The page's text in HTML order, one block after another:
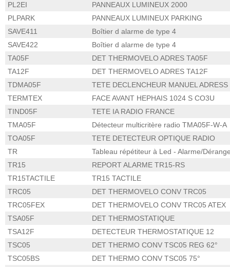
PL2EI
PANNEAUX LUMINEUX 2000
PLPARK
PANNEAUX LUMINEUX PARKING
SAVE411
Boîtier d alarme de type 4
SAVE422
Boîtier d alarme de type 4
TA05F
DET THERMOVELO ADRES TA05F
TA12F
DET THERMOVELO ADRES TA12F
TDMA05F
TETE DECLENCHEUR MANUEL ADRESS
TERMTEX
FACE AVANT HEPHAIS 1024 S CO3U
TIND05F
TETE IA RADIO FRANCE
TMA05F
Détecteur multicritère radio TMA05F-W-A
TOA05F
TETE DETECTEUR OPTIQUE RADIO
TR
Tableau répétiteur à Led - Alarme/
TR15
REPORT ALARME TR15-RS
TR15TACTILE
TR15 TACTILE
TRC05
DET THERMOVELO CONV TRC05
TRC05FEX
DET THERMOVELO CONV TRC05 ATEX
TSA05F
DET THERMOSTATIQUE
TSA12F
DETECTEUR THERMOSTATIQUE 12
TSC05
DET THERMO CONV TSC05 REG 62°
TSC05BS
DET THERMO CONV TSC05 75°